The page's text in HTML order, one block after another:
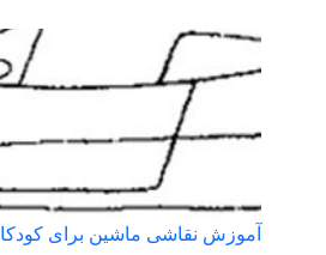
آموزش نقاشی ماشین برای